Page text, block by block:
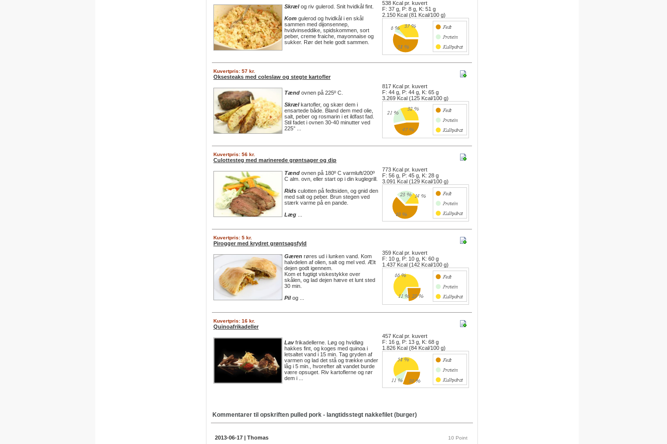
Skrælog riv gulerod. Snit hvidkål fint.
Kom gulerod og hvidkål i en skål
sammen med dijonsennep,
hvidvinseddike, spidskommen, sort
peber, creme fraiche, mayonnaise og
sukker. Rør det hele godt sammen.
538 Kcal pr. kuvert
F: 37 g, P: 8 g, K: 51 g
2.150 Kcal (81 Kcal/100 g)
Kuvertpris: 57 kr.
Oksesteaks med coleslaw og stegte kartofler
Tænd ovnen på 225º C.
Skrælkartofler, og skær dem i
ensartede både. Bland dem med olie,
salt, peber og rosmarin i et ildfast fad.
Stil fadet i ovnen 30-40 minutter ved
225° ...
817 Kcal pr. kuvert
F: 44 g, P: 44 g, K: 65 g
3.269 Kcal (125 Kcal/100 g)
Kuvertpris: 56 kr.
Culottesteg med marinerede grøntsager og dip
Tænd ovnen på 180º C varmluft/200º
C alm. ovn, eller start op i din kuglegrill.
Rids culotten på fedtsiden, og gnid den
med salt og peber. Brun stegen ved
stærk varme på en pande.
Læg
773 Kcal pr. kuvert
F: 56 g, P: 45 g, K: 28 g
3.091 Kcal (129 Kcal/100 g)
Kuvertpris: 5 kr.
Pirogger med krydret grøntsagsfyld
Gæren røres ud i lunken vand. Kom
halvdelen af olien, salt og mel ved. Ælt
dejen godt igennem.
Kom et fugtigt viskestykke over
skålen, og lad dejen hæve et lunt sted
30 min.
Pilog ...
359 Kcal pr. kuvert
F: 10 g, P: 10 g, K: 60 g
1.437 Kcal (142 Kcal/100 g)
Kuvertpris: 16 kr.
Quinoafrikadeller
Lavfrikadellerne. Løg og hvidløg
hakkes fint, og koges med quinoa i
letsaltet vand i 15 min. Tag gryden af
varmen og lad det stå og trække under
låg i 5 min., hvorefter alt vandet burde
være opsuget. Riv kartoflerne og rør
dem i ...
457 Kcal pr. kuvert
F: 16 g, P: 13 g, K: 68 g
1.826 Kcal (84 Kcal/100 g)
Kommentarer til opskriften pulled pork - langtidsstegt nakkefilet (burger)
2013-06-17 | Thomas 10 Point